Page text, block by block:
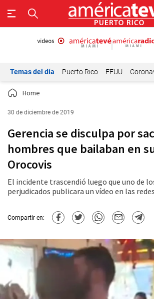
Temas del día Puerto Rico EEUU
Home
30 de diciembre de 2019
Gerencia se disculpa por
hombres que bailaban en
Orocovis
El incidente trascendió luego que uno de
perjudicados publicara un vídeo en las
Compartir en: